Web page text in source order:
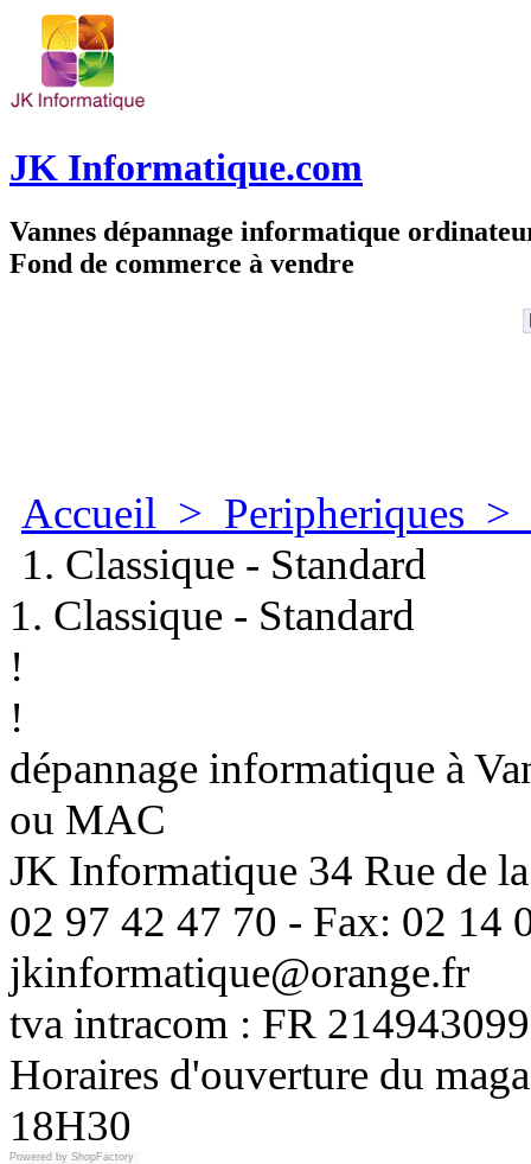
JK Informatique.com
Vannes dépannage informatique
Fond de commerce à vendre
Accueil > Peripheriques >
1. Classique - Standard
1. Classique - Standard
!
!
dépannage informatique à
ou MAC
JK Informatique 34 Rue de
02 97 42 47 70 - Fax: 02 14
jkinformatique@orange.fr
tva intracom : FR
Horaires d'ouverture du
18H30
Powered by ShopFactory